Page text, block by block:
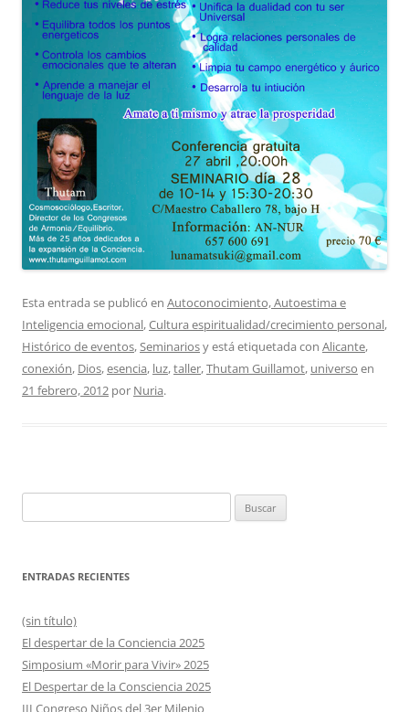
Esta entrada se publicó en Autoconocimiento, Autoestima e
Inteligencia emocional,Cultura espiritualidad/crecimiento personal,
Histórico de eventos,Seminariosy está etiquetada con Alicante,
conexión, Dios,esencia, luz,taller,Thutam Guillamot, universo en
21 febrero, 2012 por Nuria.
ENTRADAS RECIENTES
(sin título)
El despertar de la Conciencia 2025
Simposium «Morir para Vivir» 2025
El Despertar de la Consciencia 2025
III Congreso Niños del 3er Milenio